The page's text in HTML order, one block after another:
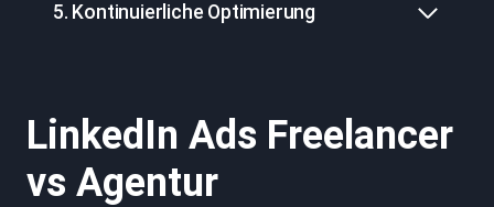
5. Kontinuierliche Optimierung
LinkedIn Ads Freelancer
vs Agentur